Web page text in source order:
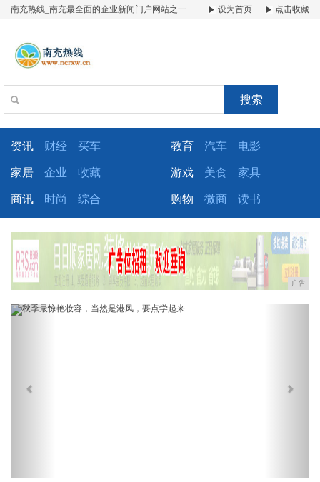
南充热线_南充最全面的企业新闻门户网站之一 设为首页 点击收藏
搜索
资讯 财经 买车 教育 汽车 电影
家居 企业 收藏 游戏 美食 家具
商讯 时尚 综合 购物 微商 读书
广告
Previous